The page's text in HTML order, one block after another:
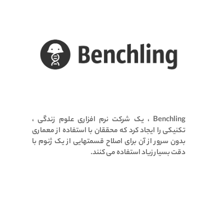
Benchling ، یک شرکت نرم افزاری علوم زندگی ،
تکنیکی را ایجاد کرد که محققان با استفاده از معماری
بدون سرور از آن برای اصلاح قسمتهایی از یک ژنوم با
دقت بسیار زیاد استفاده می کنند.